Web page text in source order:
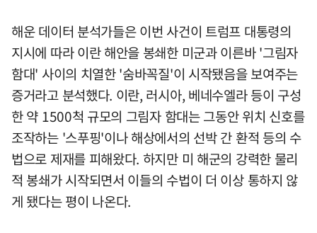
해운 데이터 분석가들은 이번 사건이 트럼프 대통령의
지시에 따라 이란 해안을 봉쇄한 미군과 이른바 '그림자
함대' 사이의 치열한 '숨바꼭질'이 시작됐음을 보여주는
증거라고 분석했다. 이란, 러시아, 베네수엘라 등이 구성
한 약 1500척 규모의 그림자 함대는 그동안 위치 신호를
조작하는 '스푸핑'이나 해상에서의 선박 간 환적 등의 수
법으로 제재를 피해왔다. 하지만 미 해군의 강력한 물리
적 봉쇄가 시작되면서 이들의 수법이 더 이상 통하지 않
게 됐다는 평이 나온다.